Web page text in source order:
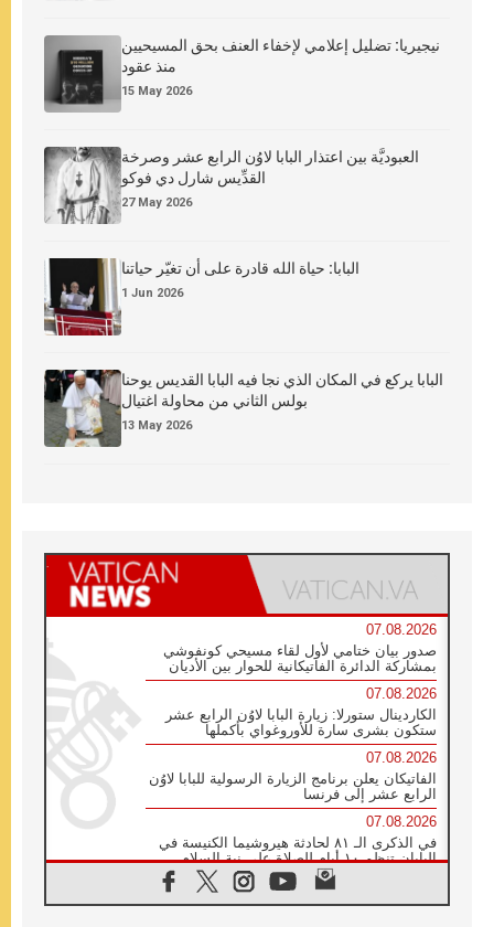
نيجيريا: تضليل إعلامي لإخفاء العنف بحق المسيحيين
منذ عقود
15 May 2026
العبوديَّة بين اعتذار البابا لاوُن الرابع عشر وصرخة
القدِّيس شارل دي فوكو
27 May 2026
البابا: حياة الله قادرة على أن تغيّر حياتنا
1 Jun 2026
البابا يركع في المكان الذي نجا فيه البابا القديس يوحنا
بولس الثاني من محاولة اغتيال
13 May 2026
07.08.2026
صدور بيان ختامي لأول لقاء مسيحي كونفوشي
بمشاركة الدائرة الفاتيكانية للحوار بين الأديان
07.08.2026
الكاردينال ستورلا: زيارة البابا لاوُن الرابع عشر
ستكون بشرى سارة للأوروغواي بأكملها
07.08.2026
الفاتيكان يعلن برنامج الزيارة الرسولية للبابا لاوُن
الرابع عشر إلى فرنسا
07.08.2026
في الذكرى الـ ٨١ لحادثة هيروشيما الكنيسة في
اليابان تنظم ١٠ أيام للصلاة على نية السلام
الكنيسة في الأوروغواي: زيارة البابا ستعزز